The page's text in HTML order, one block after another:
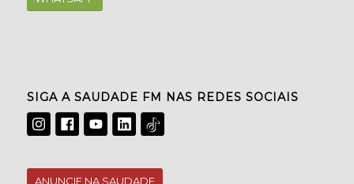
SIGA A SAUDADE FM NAS REDES SOCIAIS
ANUNCIE NA SAUDADE